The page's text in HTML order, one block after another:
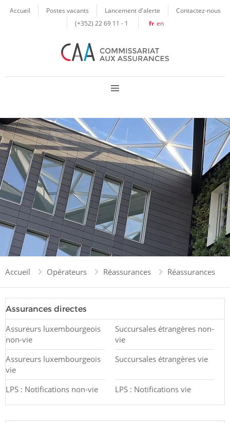
Accueil Postes vacants Lancement d'alerte
Contactez-nous
(+352) 22 69 11 - 1
fr en
Accueil Opérateurs Réassurances Réassurances
Assurances directes
Assureurs luxembourgeois
non-vie
Succursales étrangères non-
vie
Assureurs luxembourgeois
vie
Succursales étrangères vie
LPS : Notifications non-vie LPS : Notifications vie
Panneau de gestion des cookies